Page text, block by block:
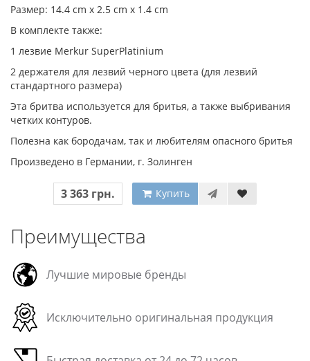
Размер: 14.4 cm x 2.5 cm x 1.4 cm
В комплекте также:
1 лезвие Merkur SuperPlatinium
2 держателя для лезвий черного цвета (для лезвий
стандартного размера)
Эта бритва используется для бритья, а также выбривания
четких контуров.
Полезна как бородачам, так и любителям опасного бритья
Произведено в Германии, г. Золинген
3 363 грн. Купить
Преимущества
Лучшие мировые бренды
Исключительно оригинальная продукция